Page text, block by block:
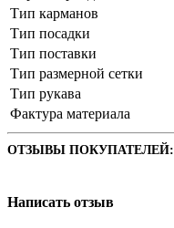
Тип карманов
Тип посадки
Тип поставки
Тип размерной сетки
Тип рукава
Фактура материала
ОТЗЫВЫ ПОКУПАТЕЛЕЙ:
Написать отзыв